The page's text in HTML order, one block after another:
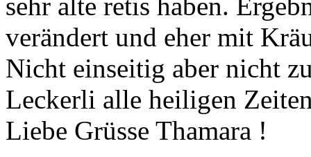
sehr alte retis haben.
verändert und eher mit
Nicht einseitig aber nicht
Leckerli alle heiligen
Liebe Grüsse Thamara !